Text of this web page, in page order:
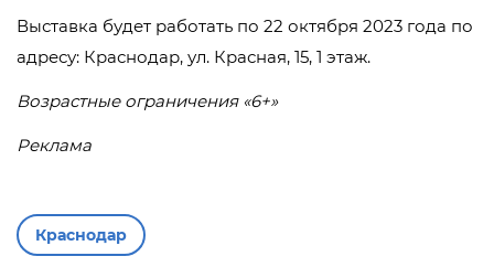
Выставка будет работать по 22 октября 2023 года по
адресу: Краснодар, ул. Красная, 15, 1 этаж.
Возрастные ограничения «6+»
Реклама
Краснодар